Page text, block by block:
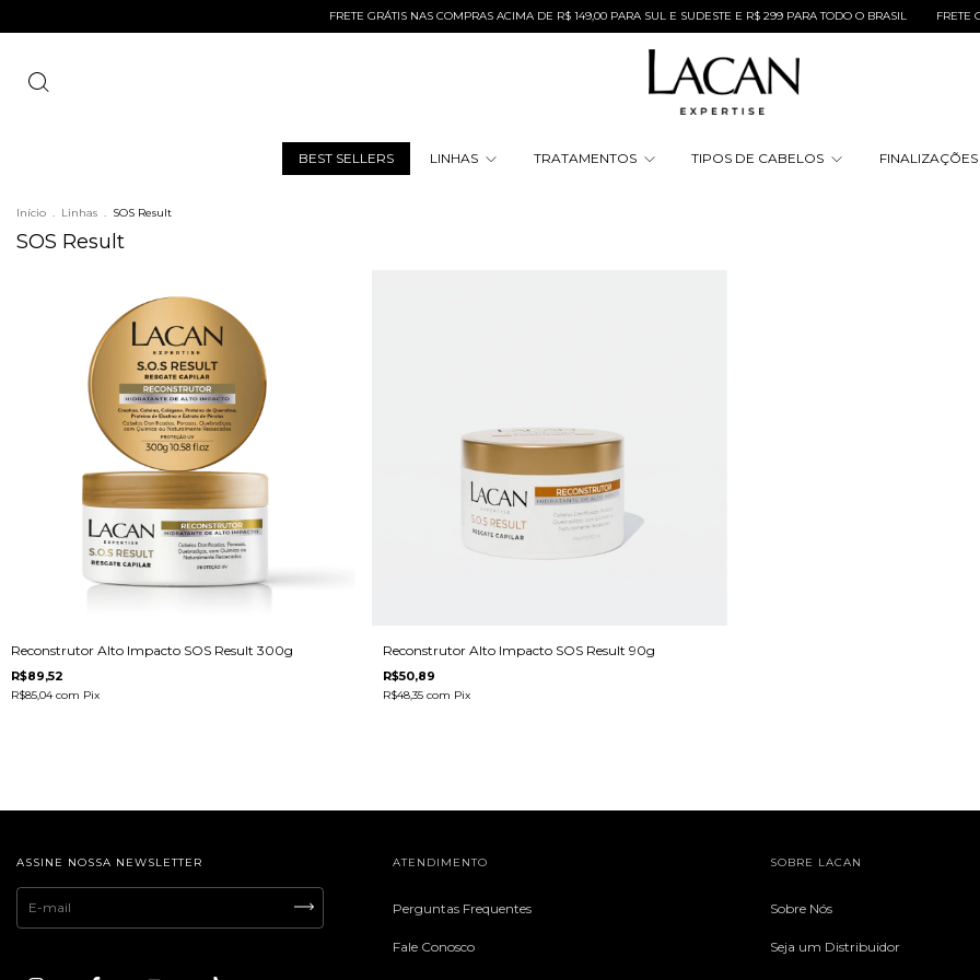
FRETE GRÁTIS NAS COMPRAS ACIMA DE R$ 149,00 PARA SUL E SUDESTE E R$ 299 PARA TODO O BRASIL FRETE
BEST SELLERS LINHAS TRATAMENTOS TIPOS DE CABELOS FINALIZAÇÕES
Início . Linhas . SOS Result
SOS Result
Reconstrutor Alto Impacto SOS Result 300g
R$89,52
R$85,04com Pix
Reconstrutor Alto Impacto SOS Result 90g
R$50,89
R$48,35 com Pix
ASSINE NOSSA NEWSLETTER ATENDIMENTO
Perguntas Frequentes
Fale Conosco
SOBRE LACAN
Sobre Nós
Seja um Distribuidor